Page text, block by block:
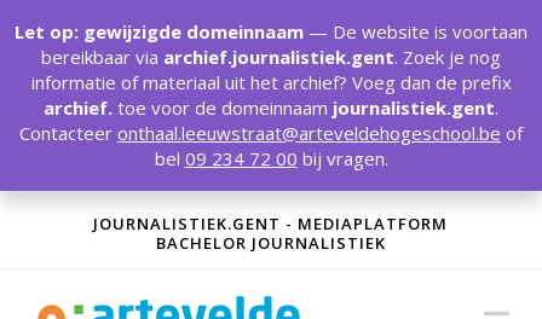
JOURNALISTIEK.GENT - MEDIAPLATFORM
BACHELOR JOURNALISTIEK
Let op: gewijzigde domeinnaam — De website is voortaan
bereikbaar via archief.journalistiek.gent. Zoek je nog
informatie of materiaal uit het archief? Voeg dan de prefix
archief. toe voor de domeinnaam journalistiek.gent.
Contacteer onthaal.leeuwstraat@arteveldehogeschool.be of
bel 09 234 72 00 bij vragen.